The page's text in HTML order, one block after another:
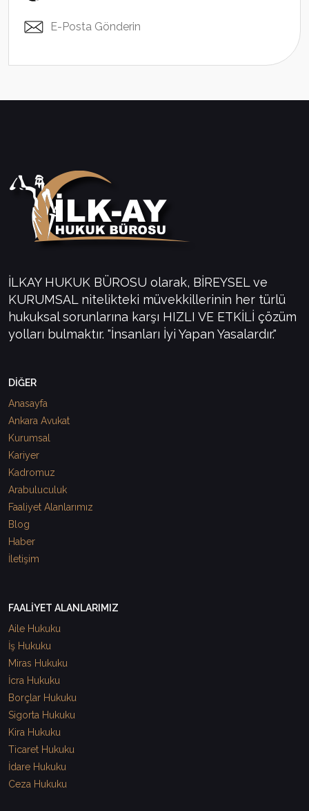
E-Posta Gönderin
İLKAY HUKUK BÜROSU olarak, BİREYSEL ve
KURUMSAL nitelikteki müvekkillerinin her türlü
hukuksal sorunlarına karşı HIZLI VE ETKİLİ çözüm
yolları bulmaktır. "İnsanları İyi Yapan Yasalardır."
DİĞER
Anasayfa
Ankara Avukat
Kurumsal
Kariyer
Kadromuz
Arabuluculuk
Faaliyet Alanlarımız
Blog
Haber
İletişim
FAALİYET ALANLARIMIZ
Aile Hukuku
İş Hukuku
Miras Hukuku
İcra Hukuku
Borçlar Hukuku
Sigorta Hukuku
Kira Hukuku
Ticaret Hukuku
İdare Hukuku
Ceza Hukuku